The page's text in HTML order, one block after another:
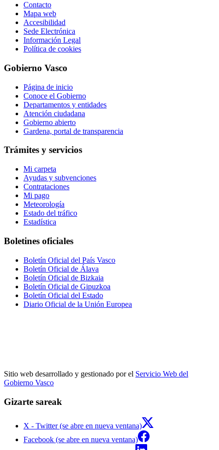
Contacto
Mapa web
Accesibilidad
Sede Electrónica
Información Legal
Política de cookies
Gobierno Vasco
Página de inicio
Conoce el Gobierno
Departamentos y entidades
Atención ciudadana
Gobierno abierto
Gardena, portal de transparencia
Trámites y servicios
Mi carpeta
Ayudas y subvenciones
Contrataciones
Mi pago
Meteorología
Estado del tráfico
Estadística
Boletines oficiales
Boletín Oficial del País Vasco
Boletín Oficial de Álava
Boletín Oficial de Bizkaia
Boletín Oficial de Gipuzkoa
Boletín Oficial del Estado
Diario Oficial de la Unión Europea
Sitio web desarrollado y gestionado por el Servicio Web del
Gobierno Vasco
Gizarte sareak
X - Twitter (se abre en nueva ventana)
Facebook (se abre en nueva ventana)